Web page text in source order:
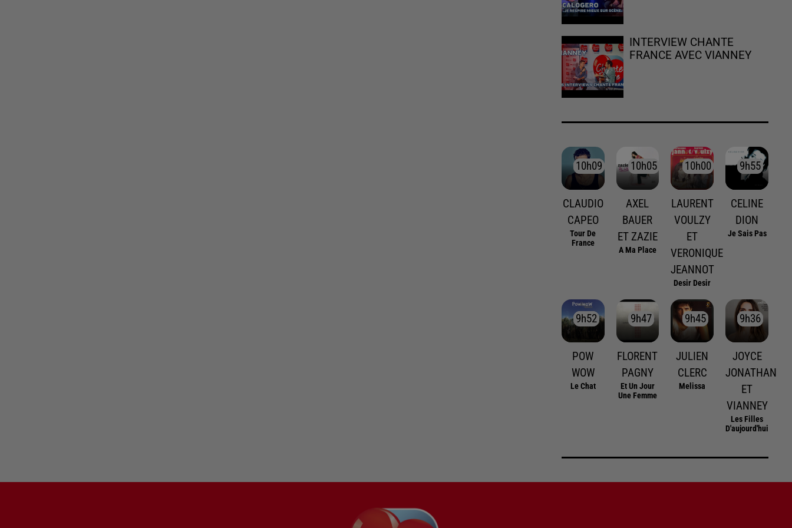
INTERVIEW CHANTE
FRANCE AVEC VIANNEY
10h09
10h09
CLAUDIO
CAPEO
Tour De
France
10h05
10h05
AXEL
BAUER
ET ZAZIE
A Ma Place
10h00
10h00
LAURENT
VOULZY
ET
VERONIQUE
JEANNOT
Desir Desir
9h55
9h55
CELINE
DION
Je Sais Pas
9h52
9h52
POW
WOW
Le Chat
9h47
9h47
FLORENT
PAGNY
Et Un Jour
Une Femme
9h45
9h45
JULIEN
CLERC
Melissa
9h36
9h36
JOYCE
JONATHAN
ET
VIANNEY
Les Filles
D'aujourd'hui